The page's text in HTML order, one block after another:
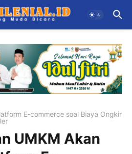
E-commerce soal Biaya Ongkir
UMKM Akan